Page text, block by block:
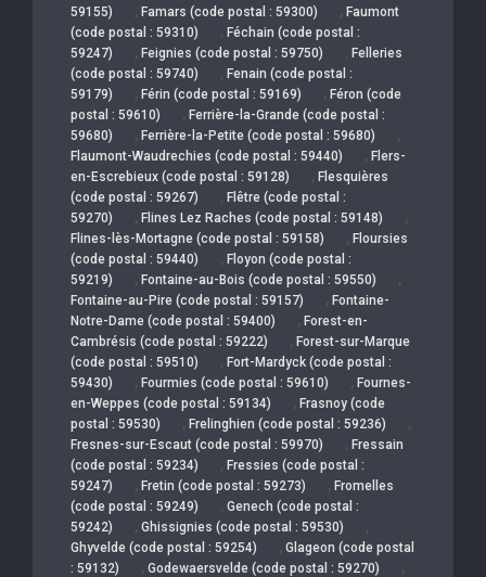
59155)
, Famars (code postal : 59300) , Faumont
(code postal : 59310)
, Féchain (code postal :
59247)
, Feignies (code postal : 59750) , Felleries
(code postal : 59740)
, Fenain (code postal :
59179)
, Férin (code postal : 59169) , Féron (code
postal : 59610)
, Ferrière-la-Grande (code postal :
59680)
, Ferrière-la-Petite (code postal : 59680) ,
Flaumont-Waudrechies (code postal : 59440) , Flers-
en-Escrebieux (code postal : 59128)
, Flesquières
(code postal : 59267)
, Flêtre (code postal :
59270)
, Flines Lez Raches (code postal : 59148) ,
Flines-lès-Mortagne (code postal : 59158) , Floursies
(code postal : 59440)
, Floyon (code postal :
59219)
, Fontaine-au-Bois (code postal : 59550) ,
Fontaine-au-Pire (code postal : 59157) , Fontaine-
Notre-Dame (code postal : 59400)
, Forest-en-
Cambrésis (code postal : 59222)
, Forest-sur-Marque
(code postal : 59510)
, Fort-Mardyck (code postal :
59430)
, Fourmies (code postal : 59610) , Fournes-
en-Weppes (code postal : 59134)
, Frasnoy (code
postal : 59530)
, Frelinghien (code postal : 59236) ,
Fresnes-sur-Escaut (code postal : 59970) , Fressain
(code postal : 59234)
, Fressies (code postal :
59247)
, Fretin (code postal : 59273) , Fromelles
(code postal : 59249)
, Genech (code postal :
59242)
, Ghissignies (code postal : 59530) ,
Ghyvelde (code postal : 59254) , Glageon (code postal
: 59132)
, Godewaersvelde (code postal : 59270) ,